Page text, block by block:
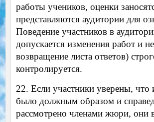
работы учеников, оценки
представляются аудитории для
Поведение участников в
допускается изменения работ и не
возвращение листа ответов)
контролируется.
22. Если участники уверены, что
было должным образом и
рассмотрено членами жюри, они